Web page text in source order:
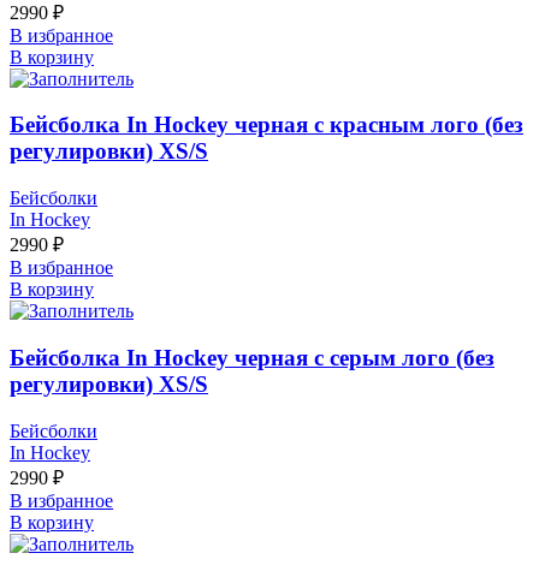
2990 ₽
В избранное
В корзину
Бейсболка In Hockey черная с красным лого (без
регулировки) XS/S
Бейсболки
In Hockey
2990 ₽
В избранное
В корзину
Бейсболка In Hockey черная с серым лого (без
регулировки) XS/S
Бейсболки
In Hockey
2990 ₽
В избранное
В корзину